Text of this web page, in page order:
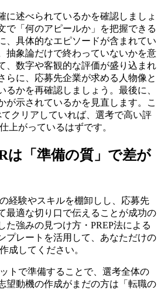
に述べられているかを確認しましょ
で「何のアピールか」を把握できる
、具体的なエピソードが含まれてい
抽象論だけで終わっていないかを意
、数字や客観的な評価が盛り込まれ
らに、応募先企業が求める人物像と
るかを再確認しましょう。最後に、
が示されているかを見直します。こ
クリアしていれば、選考で高い評
上がっているはずです。
は「準備の質」で差が
経験やスキルを棚卸しし、応募先
最適な切り口で伝えることが成功の
た強みの見つけ方・PREP法による
プレートを活用して、あなただけの
成してください。
トで準備することで、選考全体の
望動機の作成がまだの方は「転職の